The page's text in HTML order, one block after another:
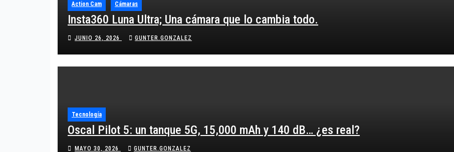
Action Cam Cámaras
Insta360 Luna Ultra; Una cámara que lo cambia todo.
JUNIO 26, 2026 GUNTER.GONZALEZ
Tecnología
Oscal Pilot 5: un tanque 5G, 15,000 mAh y 140 dB… ¿es real?
MAYO 30, 2026 GUNTER.GONZALEZ